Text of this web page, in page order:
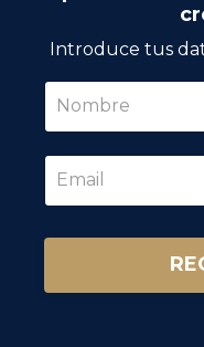
Introduce tus